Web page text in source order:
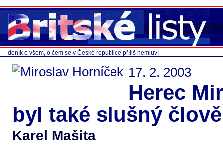
deník o všem, o čem se v České republice příliš nemluví
17. 2. 2003
Herec
byl také slušný
Karel Mašita